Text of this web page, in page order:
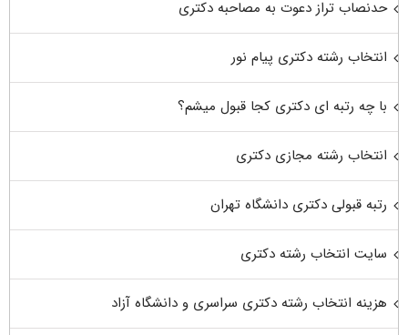
حدنصاب تراز دعوت به مصاحبه دکتری
انتخاب رشته دکتری پیام نور
با چه رتبه ای دکتری کجا قبول میشم؟
انتخاب رشته مجازی دکتری
رتبه قبولی دکتری دانشگاه تهران
سایت انتخاب رشته دکتری
هزینه انتخاب رشته دکتری سراسری و دانشگاه آزاد